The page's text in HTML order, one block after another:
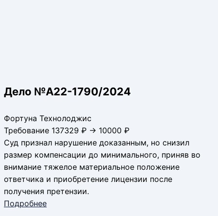
Дело №А22-1790/2024
Фортуна Технолоджис
Требование 137329 ₽ → 10000 ₽
Суд признал нарушение доказанным, но снизил
размер компенсации до минимального, приняв во
внимание тяжелое материальное положение
ответчика и приобретение лицензии после
получения претензии.
Подробнее